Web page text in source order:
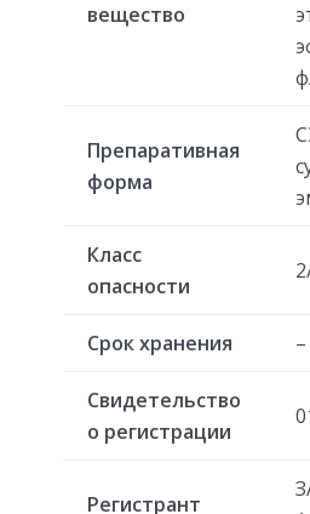
вещество
Препаративная
форма
Класс
опасности
Срок хранения –
Свидетельство
о регистрации
Регистрант